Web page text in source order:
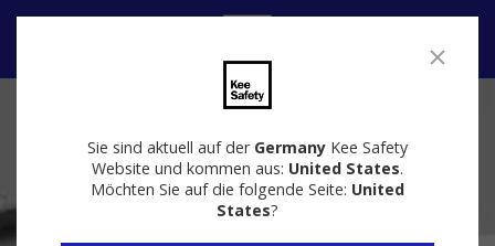
Sie sind aktuell auf der Germany Kee Safety
Website und kommen aus: United States.
Möchten Sie auf die folgende Seite: United
States?